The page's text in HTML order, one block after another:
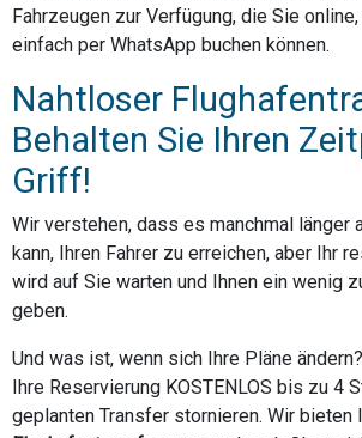
Fahrzeugen zur Verfügung, die Sie
einfach per WhatsApp buchen können.
Nahtloser
Behalten Sie Ihren
Griff!
Wir verstehen, dass es manchmal länger
kann, Ihren Fahrer zu erreichen, aber Ihr
wird auf Sie warten und Ihnen ein wenig
geben.
Und was ist, wenn sich Ihre Pläne
Ihre Reservierung KOSTENLOS bis zu 4
geplanten Transfer stornieren. Wir bieten